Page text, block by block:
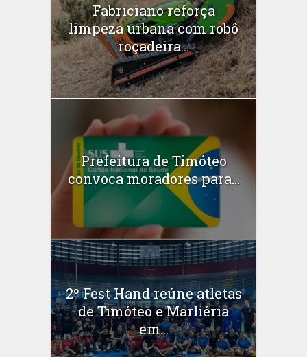
Fabriciano reforça
limpeza urbana com robô
roçadeira...
Prefeitura de Timóteo
convoca moradores para...
2º Fest Hand reúne atletas
de Timóteo e Marliéria
em...